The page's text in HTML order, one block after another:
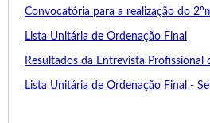
Convocatória para a realização do
Lista Unitária de Ordenação Final
Resultados da Entrevista Profissional
Lista Unitária de Ordenação Final -